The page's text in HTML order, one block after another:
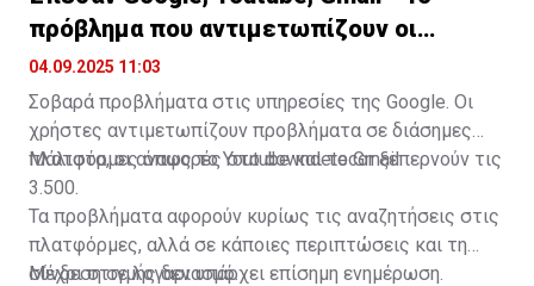
πρόβλημα που αντιμετωπίζουν οι
χρήστες
04.09.2025 11:03
Σοβαρά προβλήματα στις υπηρεσίες της Google. Οι
χρήστες αντιμετωπίζουν προβλήματα σε διάσημες
πλατφόρμες όπως το Youtube και το Gmail.
Μάλιστα, οι αναφορές στο downdetecor ξεπερνούν τις
3.500.
Τα προβλήματα αφορούν κυρίως τις αναζητήσεις στις
πλατφόρμες, αλλά σε κάποιες περιπτώσεις και τη
σύνδεση σε λογαριασμό.
Μέχρι στιγμής δεν υπάρχει επίσημη ενημέρωση.